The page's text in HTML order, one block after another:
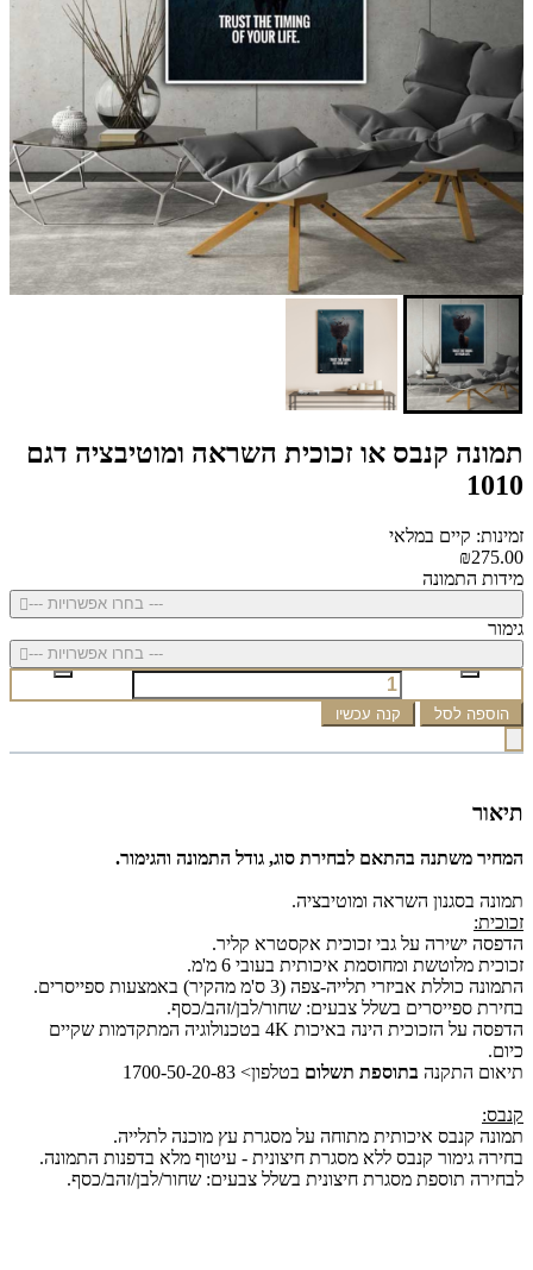
תמונה קנבס או זכוכית השראה ומוטיבציה דגם
1010
זמינות: קיים במלאי
₪275.00
מידות התמונה
--- בחרו אפשרויות ---
גימור
--- בחרו אפשרויות ---
הוספה לסל קנה עכשיו
תיאור
המחיר משתנה בהתאם לבחירת סוג, גודל התמונה והגימור.
תמונה בסגנון השראה ומוטיבציה.
זכוכית:
הדפסה ישירה על גבי זכוכית אקסטרא קליר.
זכוכית מלוטשת ומחוסמת איכותית בעובי 6 מ'מ.
התמונה כוללת אביזרי תלייה-צפה (3 ס'מ מהקיר) באמצעות ספייסרים.
בחירת ספייסרים בשלל צבעים: שחור/לבן/זהב/כסף.
הדפסה על הזכוכית הינה באיכות 4K בטכנולוגיה המתקדמות שקיים
כיום.
תיאום התקנה בתוספת תשלום בטלפון> 1700-50-20-83
קנבס:
תמונה קנבס איכותית מתוחה על מסגרת עץ מוכנה לתלייה.
בחירה גימור קנבס ללא מסגרת חיצונית - עיטוף מלא בדפנות התמונה.
לבחירה תוספת מסגרת חיצונית בשלל צבעים: שחור/לבן/זהב/כסף.